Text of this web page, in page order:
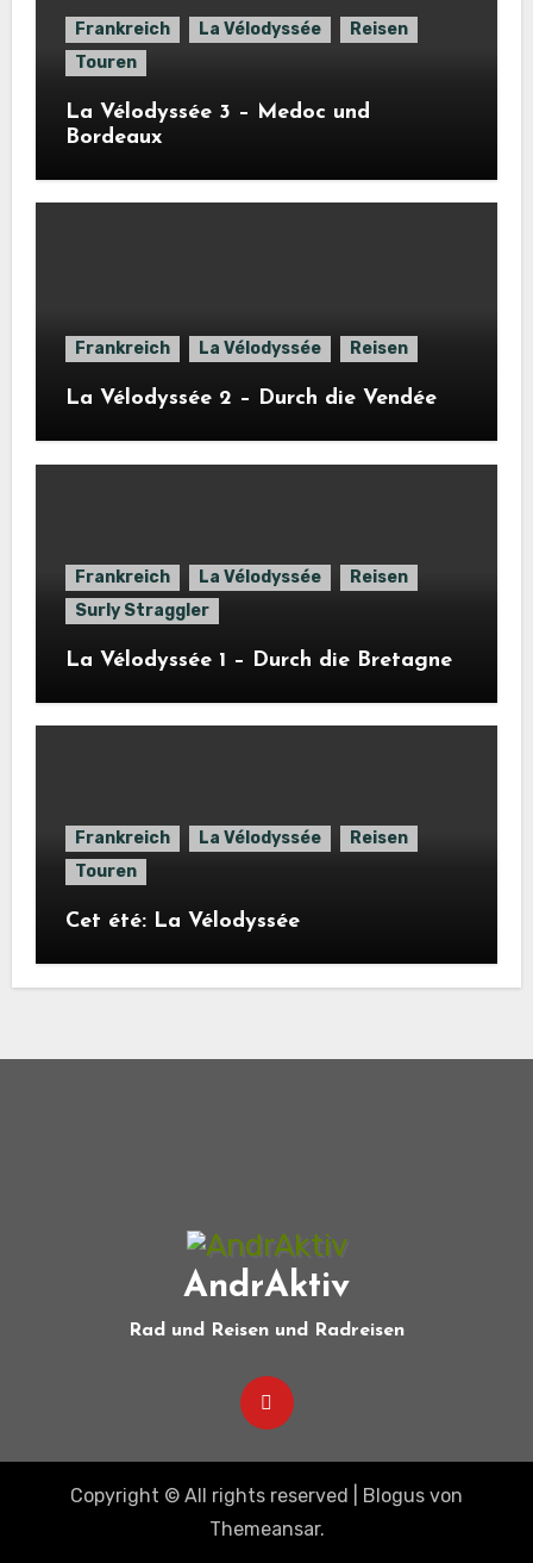
Frankreich La Vélodyssée
Reisen
Touren
La Vélodyssée 3 – Medoc und
Bordeaux
Frankreich La Vélodyssée Reisen
La Vélodyssée 2 – Durch die Vendée
Frankreich La Vélodyssée
Reisen
Surly Straggler
La Vélodyssée 1 – Durch die Bretagne
Frankreich La Vélodyssée
Reisen
Touren
Cet été: La Vélodyssée
AndrAktiv
Rad und Reisen und Radreisen
Copyright © All rights reserved Blogus von
Themeansar.